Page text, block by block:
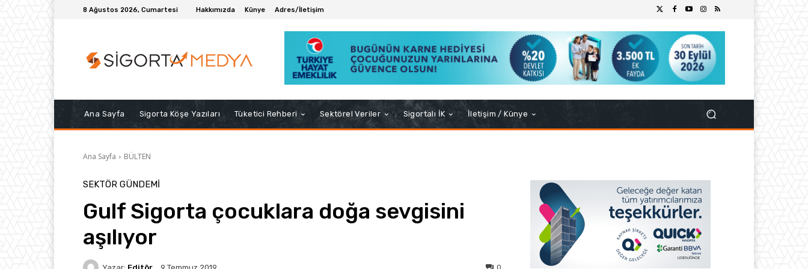
8 Ağustos 2026, Cumartesi Hakkımızda Künye Adres/İletişim
Ana Sayfa Sigorta Köşe Yazıları Tüketici Rehberi Sektörel Veriler Sigortalı İK İletişim / Künye
Ana Sayfa BÜLTEN
SEKTÖR GÜNDEMİ
Gulf Sigorta çocuklara doğa sevgisini
aşılıyor